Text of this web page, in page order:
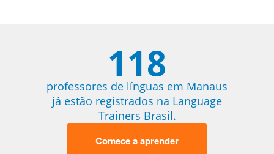
118
professores de línguas em Manaus
já estão registrados na Language
Trainers Brasil.
Comece a aprender